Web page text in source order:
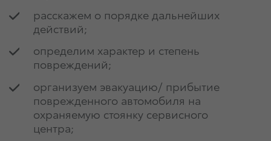
расскажем о порядке дальнейших
действий;
определим характер и степень
повреждений;
организуем эвакуацию/ прибытие
поврежденного автомобиля на
охраняемую стоянку сервисного
центра;